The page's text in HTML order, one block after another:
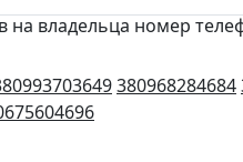
на владельца номер
380968284684